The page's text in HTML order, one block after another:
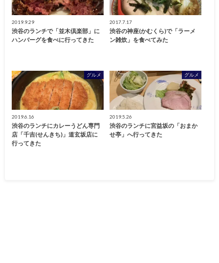
2019.9.29
渋谷のランチで「並木倶楽部」に
ハンバーグを食べに行ってきた
2017.7.17
渋谷の神座(かむくら)で「ラーメ
ン雑炊」を食べてみた
グルメ
2019.6.16
渋谷のランチにカレーうどん専門
店「千吉(せんきち)」道玄坂店に
行ってきた
グルメ
2019.5.26
渋谷のランチに宮益坂の「おまか
せ亭」へ行ってきた